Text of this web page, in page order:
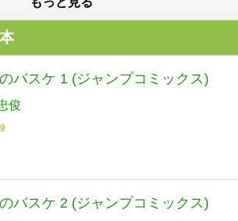
バスケ 1 (ジャンプコミックス)
俊
バスケ 2 (ジャンプコミックス)